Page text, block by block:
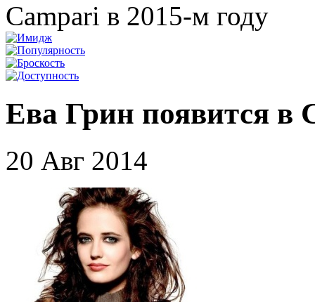
Campari в 2015-м году
Ева Грин появится в
20 Авг 2014